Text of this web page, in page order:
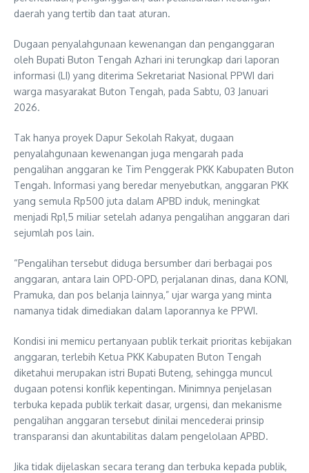
daerah yang tertib dan taat aturan.
Dugaan penyalahgunaan kewenangan dan penganggaran
oleh Bupati Buton Tengah Azhari ini terungkap dari laporan
informasi (LI) yang diterima Sekretariat Nasional PPWI dari
warga masyarakat Buton Tengah, pada Sabtu, 03 Januari
2026.
Tak hanya proyek Dapur Sekolah Rakyat, dugaan
penyalahgunaan kewenangan juga mengarah pada
pengalihan anggaran ke Tim Penggerak PKK Kabupaten Buton
Tengah. Informasi yang beredar menyebutkan, anggaran PKK
yang semula Rp500 juta dalam APBD induk, meningkat
menjadi Rp1,5 miliar setelah adanya pengalihan anggaran dari
sejumlah pos lain.
“Pengalihan tersebut diduga bersumber dari berbagai pos
anggaran, antara lain OPD-OPD, perjalanan dinas, dana KONI,
Pramuka, dan pos belanja lainnya,” ujar warga yang minta
namanya tidak dimediakan dalam laporannya ke PPWI.
Kondisi ini memicu pertanyaan publik terkait prioritas kebijakan
anggaran, terlebih Ketua PKK Kabupaten Buton Tengah
diketahui merupakan istri Bupati Buteng, sehingga muncul
dugaan potensi konflik kepentingan. Minimnya penjelasan
terbuka kepada publik terkait dasar, urgensi, dan mekanisme
pengalihan anggaran tersebut dinilai mencederai prinsip
transparansi dan akuntabilitas dalam pengelolaan APBD.
Jika tidak dijelaskan secara terang dan terbuka kepada publik,